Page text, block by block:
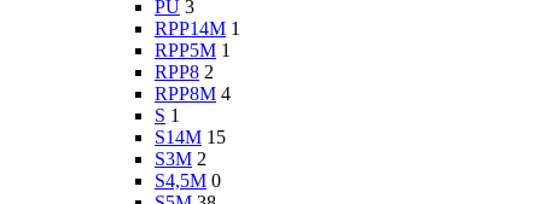
PU 3
RPP14M 1
RPP5M 1
RPP8 2
RPP8M 4
S 1
S14M 15
S3M 2
S4,5M 0